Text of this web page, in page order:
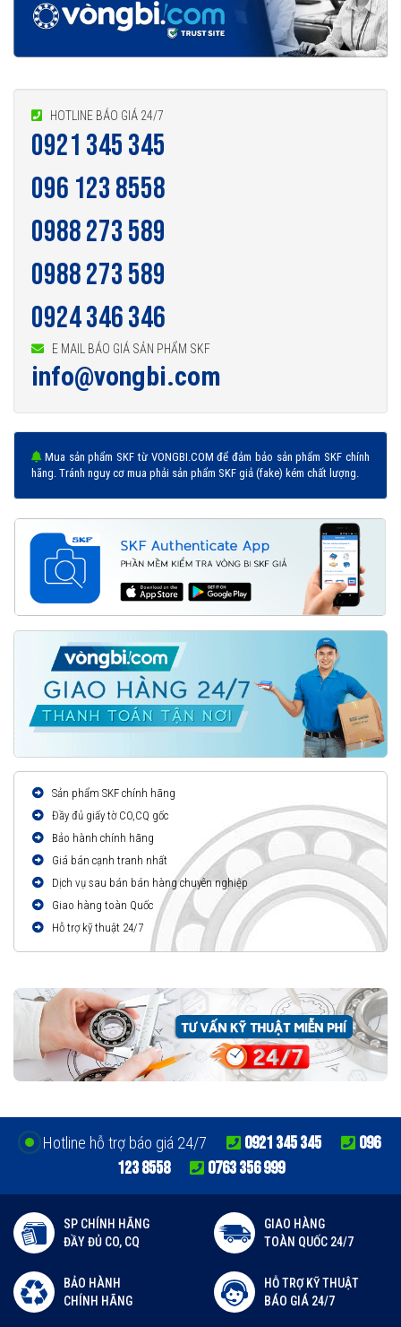
HOTLINE BÁO GIÁ 24/7
0921 345 345
096 123 8558
0988 273 589
0988 273 589
0924 346 346
E MAIL BÁO GIÁ SẢN PHẨM SKF
info@vongbi.com
Mua sản phẩm SKF từ VONGBI.COM để đảm bảo sản phẩm SKF chính
hãng. Tránh nguy cơ mua phải sản phẩm SKF giả (fake) kém chất lượng.
Sản phẩm SKF chính hãng
Đầy đủ giấy tờ CO,CQ gốc
Bảo hành chính hãng
Giá bán cạnh tranh nhất
Dịch vụ sau bán bán hàng chuyên nghiệp
Giao hàng toàn Quốc
Hỗ trợ kỹ thuật 24/7
Hotline hỗ trợ báo giá 24/7 0921 345 345
096
123 8558
0763 356 999
SP CHÍNH HÃNG
ĐẦY ĐỦ CO, CQ
GIAO HÀNG
TOÀN QUỐC 24/7
BẢO HÀNH
CHÍNH HÃNG
HỖ TRỢ KỸ THUẬT
BÁO GIÁ 24/7